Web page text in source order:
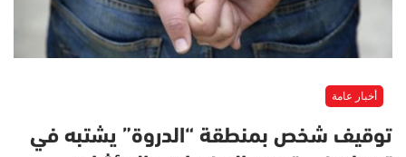
أخبار عامة
توقيف شخص بمنطقة “الدروة” يشتبه في